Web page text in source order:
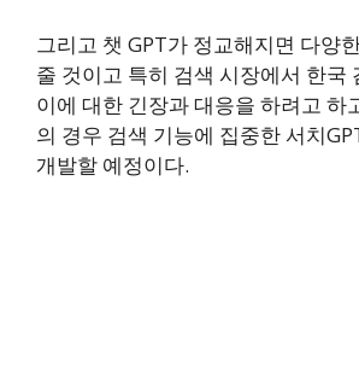
그리고 챗 GPT가 정교해지면 다양
줄 것이고 특히 검색 시장에서 한국
이에 대한 긴장과 대응을 하려고 하
의 경우 검색 기능에 집중한 서치
개발할 예정이다.